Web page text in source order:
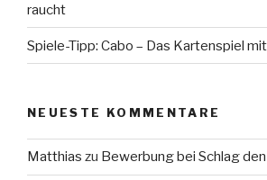
raucht
Spiele-Tipp: Cabo – Das Kartenspiel
NEUESTE KOMMENTARE
Matthias zu Bewerbung bei Schlag